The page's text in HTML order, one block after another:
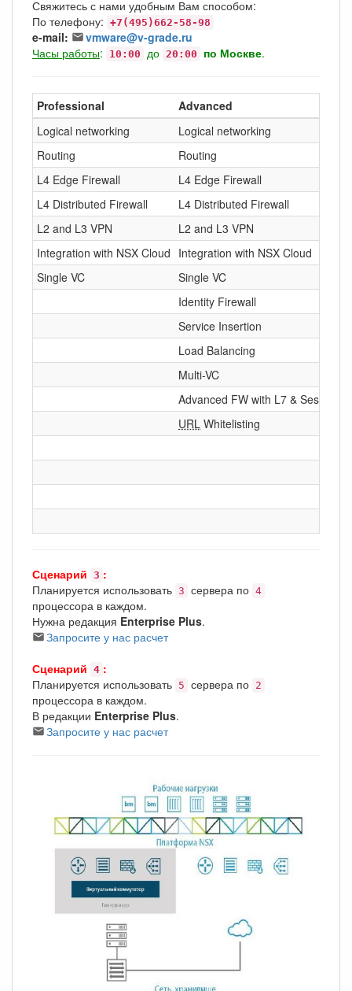
Свяжитесь с нами удобным Вам способом:
По телефону: +7(495)662-58-98
e-mail:
vmware@v-grade.ru
Часы работы: 10:00 до 20:00 по Москве.
Professional Advanced
Logical networking
Logical networking
Routing
Routing
L4 Edge Firewall
L4 Edge Firewall
L4 Distributed Firewall
L4 Distributed Firewall
L2 and L3 VPN
L2 and L3 VPN
Integration with NSX Cloud Integration with NSX Cloud
Single VC
Single VC
Identity Firewall
Service Insertion
Load Balancing
Multi-VC
Advanced FW with L7 & Session
URL Whitelisting
Сценарий 3 :
Планируется использовать 3 сервера по 4
процессора в каждом.
Нужна редакция Enterprise Plus.
Запросите у нас расчет
Сценарий 4 :
Планируется использовать 5 сервера по 2
процессора в каждом.
В редакции Enterprise Plus.
Запросите у нас расчет